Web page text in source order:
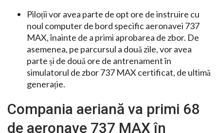
Piloții vor avea parte de opt ore de instruire cu
noul computer de bord specific aeronavei 737
MAX, înainte de a primi aprobarea de zbor. De
asemenea, pe parcursul a două zile, vor avea
parte și de două ore de antrenament în
simulatorul de zbor 737 MAX certificat, de ultimă
generație.
Compania aeriană va primi 68
de aeronave 737 MAX în